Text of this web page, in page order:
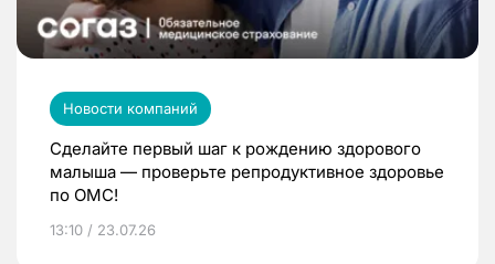
Новости компаний
Сделайте первый шаг к рождению здорового
малыша — проверьте репродуктивное здоровье
по ОМС!
13:10 / 23.07.26